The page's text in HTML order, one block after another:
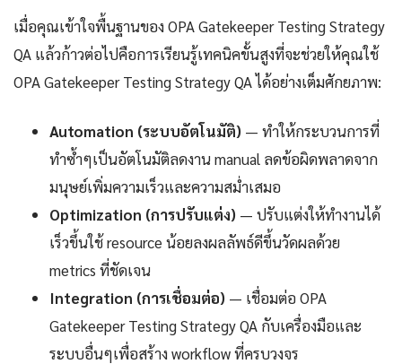
เมื่อคุณเข้าใจพื้นฐานของ OPA Gatekeeper Testing Strategy
QA แล้วก้าวต่อไปคือการเรียนรู้เทคนิคขั้นสูงที่จะช่วยให้คุณใช้
OPA Gatekeeper Testing Strategy QA ได้อย่างเต็มศักยภาพ:
Automation (ระบบอัตโนมัติ) — ทำให้กระบวนการที่
ทำซ้ำๆเป็นอัตโนมัติลดงาน manual ลดข้อผิดพลาดจาก
มนุษย์เพิ่มความเร็วและความสม่ำเสมอ
Optimization (การปรับแต่ง) — ปรับแต่งให้ทำงานได้
เร็วขึ้นใช้ resource น้อยลงผลลัพธ์ดีขึ้นวัดผลด้วย
metrics ที่ชัดเจน
Integration (การเชื่อมต่อ) — เชื่อมต่อ OPA
Gatekeeper Testing Strategy QA กับเครื่องมือและ
ระบบอื่นๆเพื่อสร้าง workflow ที่ครบวงจร